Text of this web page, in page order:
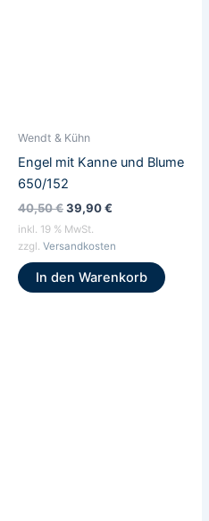
Wendt & Kühn
Engel mit Kanne und Blume
650/152
40,50€39,90€
inkl. 19 % MwSt.
zzgl. Versandkosten
In den Warenkorb